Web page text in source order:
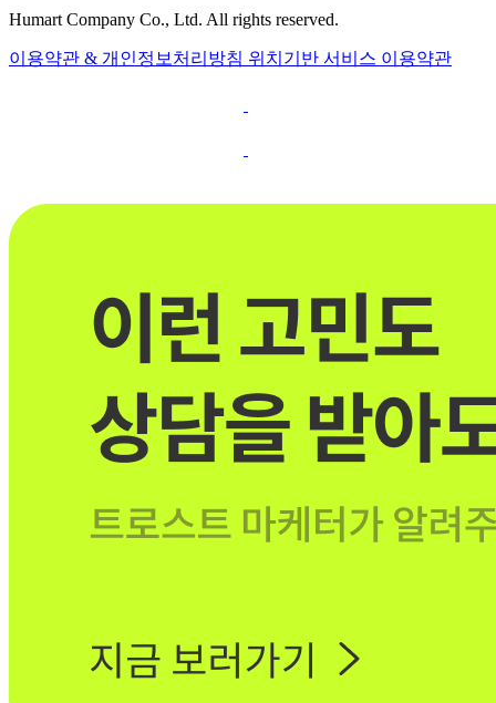
Humart Company Co., Ltd. All rights reserved.
이용약관 & 개인정보처리방침 위치기반 서비스 이용약관